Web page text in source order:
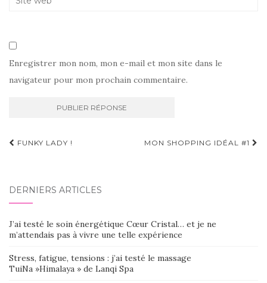
Enregistrer mon nom, mon e-mail et mon site dans le
navigateur pour mon prochain commentaire.
Navigation
FUNKY LADY ! MON SHOPPING IDÉAL #1
DERNIERS ARTICLES
J’ai testé le soin énergétique Cœur Cristal… et je ne
m’attendais pas à vivre une telle expérience
Stress, fatigue, tensions : j’ai testé le massage
TuiNa »Himalaya » de Lanqi Spa